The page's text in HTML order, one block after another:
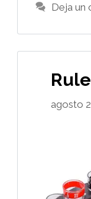
Deja un
agosto